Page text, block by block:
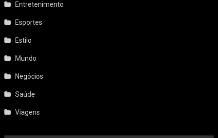
Entretenimento
Esportes
Estilo
Mundo
Negócios
Saúde
Viagens